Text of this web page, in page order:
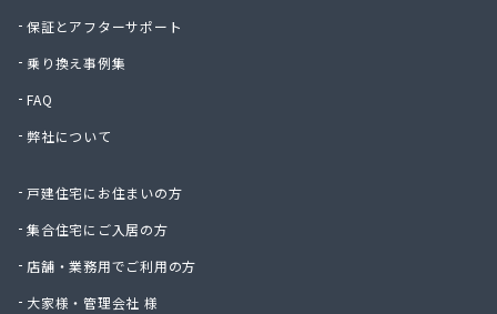
神山液化ガス
須田商事株式会社
星のや商店
聖火産業株式会社
西部燃料ガス株式会社
石井商店
石崎平八郎商店
保証とアフターサポート
乗り換え事例集
FAQ
弊社について
戸建住宅にお住まいの方
集合住宅にご入居の方
店舗・業務用でご利用の方
大家様・管理会社 様